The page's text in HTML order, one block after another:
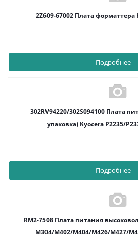
2Z609-67002 Плата форматтера
Подробнее
302RV94220/302S094100 Плата
упаковка) Kyocera P2235/
Подробнее
RM2-7508 Плата питания
M304/M402/M404/M426/M427/